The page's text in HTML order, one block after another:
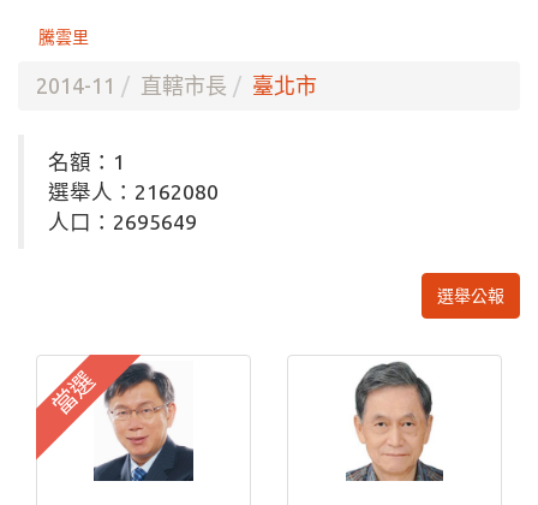
騰雲里
2014-11 直轄市長 臺北市
名額：1
選舉人：2162080
人口：2695649
選舉公報
當選